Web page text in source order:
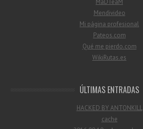
Mendivideo
Mi página profesional
Pateos.com
Qué me pierdo.com
WikiRutas.es
ÚLTIMAS ENTRADAS
HACKED BY ANTONKILL
cache